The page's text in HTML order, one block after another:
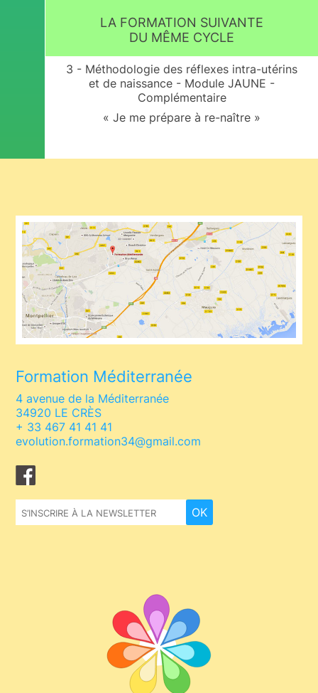
LA FORMATION SUIVANTE
DU MÊME CYCLE
3 - Méthodologie des réflexes intra-utérins
et de naissance - Module JAUNE -
Complémentaire
« Je me prépare à re-naître »
Formation Méditerranée
4 avenue de la Méditerranée
34920 LE CRÈS
+ 33 467 41 41 41
evolution.formation34@gmail.com
OK